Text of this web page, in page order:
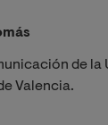
de la
Valencia.